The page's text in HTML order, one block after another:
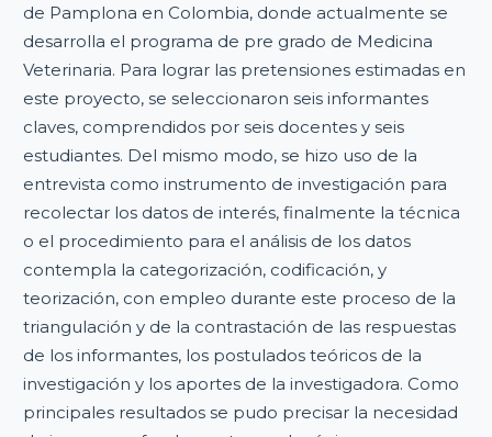
de Pamplona en Colombia, donde actualmente se
desarrolla el programa de pre grado de Medicina
Veterinaria. Para lograr las pretensiones estimadas en
este proyecto, se seleccionaron seis informantes
claves, comprendidos por seis docentes y seis
estudiantes. Del mismo modo, se hizo uso de la
entrevista como instrumento de investigación para
recolectar los datos de interés, finalmente la técnica
o el procedimiento para el análisis de los datos
contempla la categorización, codificación, y
teorización, con empleo durante este proceso de la
triangulación y de la contrastación de las respuestas
de los informantes, los postulados teóricos de la
investigación y los aportes de la investigadora. Como
principales resultados se pudo precisar la necesidad